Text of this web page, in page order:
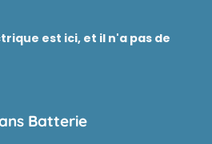
est ici, et il n'a pas de
Batterie